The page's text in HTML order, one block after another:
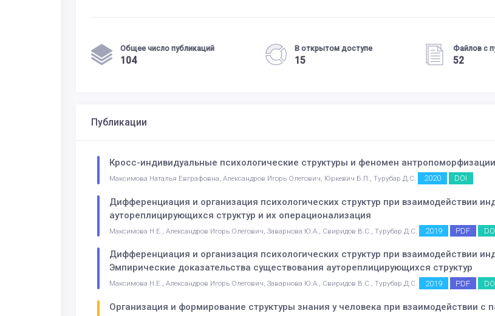
Общее число публикаций
104
В открытом доступе
15
Файлов с
52
Публикации
Кросс-индивидуальные психологические структуры и феномен
Максимова Наталья Евграфовна, Александров Игорь Олегович, Юркевич Б.П., Турубар Д.С. 2020 DOI
Дифференциация и организация психологических структур при взаимодействии
аутореплицирующихся структур и их операционализация
Максимова Н.Е., Александров Игорь Олегович, Заварнова Ю.А., Свиридов В.С., Турубар Д.С. 2019 PDF
Дифференциация и организация психологических структур при взаимодействии
Эмпирические доказательства существования аутореплицирующихся структур
Максимова Н.Е., Александров Игорь Олегович, Заварнова Ю.А., Свиридов В.С., Турубар Д.С. 2019 PDF
Организация и формирование структуры знания у человека при взаимодействии